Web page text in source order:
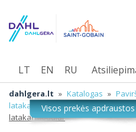
LT EN RU
dahlgera.lt » Katalogas »
latakai » ACO nerūdijančio plieno
latakai Modular